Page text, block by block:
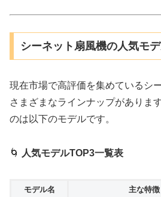
シーネット扇風機の人気モ
現在市場で高評価を集めているシ
さまざまなラインナップがありま
のは以下のモデルです。
🌀 人気モデルTOP3一覧表
モデル名 主な特徴